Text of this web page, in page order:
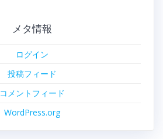
メタ情報
ログイン
投稿フィード
コメントフィード
WordPress.org